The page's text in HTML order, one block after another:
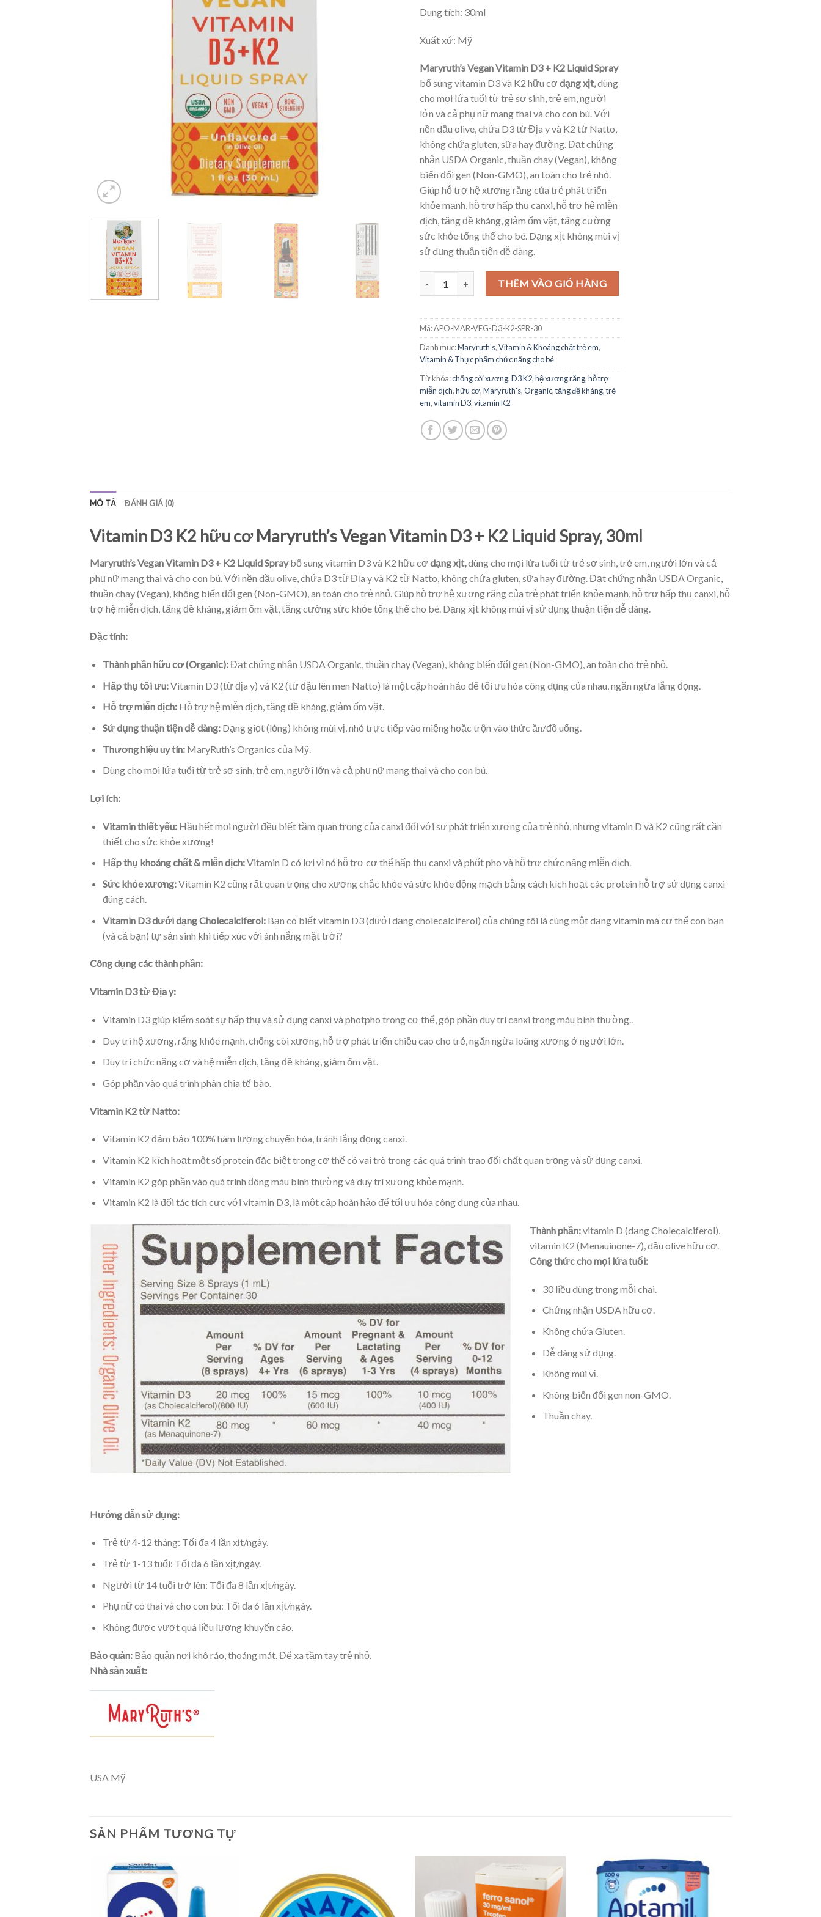
Dung tích: 30ml
Xuất xứ: Mỹ
Maryruth’s Vegan Vitamin D3 + K2 Liquid Spray
bổ sung vitamin D3 và K2 hữu cơ dạng xịt,dùng
cho mọi lứa tuổi từ trẻ sơ sinh, trẻ em, người
lớn và cả phụ nữ mang thai và cho con bú. Với
nền dầu olive, chứa D3 từ Địa y và K2 từ Natto,
không chứa gluten, sữa hay đường. Đạt chứng
nhận USDA Organic, thuần chay (Vegan), không
biến đổi gen (Non-GMO), an toàn cho trẻ nhỏ.
Giúp hỗ trợ hệ xương răng của trẻ phát triển
khỏe mạnh, hỗ trợ hấp thụ canxi, hỗ trợ hệ miễn
dịch, tăng đề kháng, giảm ốm vặt, tăng cường
sức khỏe tổng thể cho bé. Dạng xịt không mùi vị
sử dụng thuận tiện dễ dàng.
Vitamin D3 K2 hữu cơ Maryruth's Vegan Vitamin D3 + K2 Liquid Spray, 30ml số lượng
THÊM VÀO GIỎ HÀNG
Mã:APO-MAR-VEG-D3-K2-SPR-30
Danh mục:Maryruth's,Vitamin & Khoáng chất trẻ em,
Vitamin & Thực phẩm chức năng cho bé
Từ khóa:chống còi xương,D3 K2,hệ xương răng,hỗ trợ
miễn dịch,hữu cơ,Maryruth's,Organic,tăng đề kháng,trẻ
em,vitamin D3,vitamin K2
MÔ TẢ ĐÁNH GIÁ (0)
Vitamin D3 K2 hữu cơ Maryruth’s Vegan Vitamin D3 + K2 Liquid Spray, 30ml
Maryruth’s Vegan Vitamin D3 + K2 Liquid Spraybổ sung vitamin D3 và K2 hữu cơ dạng xịt,dùng cho mọi lứa tuổi từ trẻ sơ sinh, trẻ em, người lớn và cả
phụ nữ mang thai và cho con bú. Với nền dầu olive, chứa D3 từ Địa y và K2 từ Natto, không chứa gluten, sữa hay đường. Đạt chứng nhận USDA Organic,
thuần chay (Vegan), không biến đổi gen (Non-GMO), an toàn cho trẻ nhỏ. Giúp hỗ trợ hệ xương răng của trẻ phát triển khỏe mạnh, hỗ trợ hấp thụ canxi, hỗ
trợ hệ miễn dịch, tăng đề kháng, giảm ốm vặt, tăng cường sức khỏe tổng thể cho bé. Dạng xịt không mùi vị sử dụng thuận tiện dễ dàng.
Đặc tính:
Thành phần hữu cơ (Organic):Đạt chứng nhận USDA Organic, thuần chay (Vegan), không biến đổi gen (Non-GMO), an toàn cho trẻ nhỏ.
Hấp thụ tối ưu:Vitamin D3 (từ địa y) và K2 (từ đậu lên men Natto) là một cặp hoàn hảo để tối ưu hóa công dụng của nhau, ngăn ngừa lắng đọng.
Hỗ trợ miễn dịch:Hỗ trợ hệ miễn dịch, tăng đề kháng, giảm ốm vặt.
Sử dụng thuận tiện dễ dàng:Dạng giọt (lỏng) không mùi vị, nhỏ trực tiếp vào miệng hoặc trộn vào thức ăn/đồ uống.
Thương hiệu uy tín:MaryRuth’s Organics của Mỹ.
Dùng cho mọi lứa tuổi từ trẻ sơ sinh, trẻ em, người lớn và cả phụ nữ mang thai và cho con bú.
Lợi ích:
Vitamin thiết yếu:Hầu hết mọi người đều biết tầm quan trọng của canxi đối với sự phát triển xương của trẻ nhỏ, nhưng vitamin D và K2 cũng rất cần
thiết cho sức khỏe xương!
Hấp thụ khoáng chất & miễn dịch:Vitamin D có lợi vì nó hỗ trợ cơ thể hấp thụ canxi và phốt pho và hỗ trợ chức năng miễn dịch.
Sức khỏe xương:Vitamin K2 cũng rất quan trọng cho xương chắc khỏe và sức khỏe động mạch bằng cách kích hoạt các protein hỗ trợ sử dụng canxi
đúng cách.
Vitamin D3 dưới dạng Cholecalciferol:Bạn có biết vitamin D3 (dưới dạng cholecalciferol) của chúng tôi là cùng một dạng vitamin mà cơ thể con bạn
(và cả bạn) tự sản sinh khi tiếp xúc với ánh nắng mặt trời?
Công dụng các thành phần:
Vitamin D3 từ Địa y:
Vitamin D3 giúp kiểm soát sự hấp thụ và sử dụng canxi và photpho trong cơ thể, góp phần duy trì canxi trong máu bình thường..
Duy trì hệ xương, răng khỏe mạnh, chống còi xương, hỗ trợ phát triển chiều cao cho trẻ, ngăn ngừa loãng xương ở người lớn.
Duy trì chức năng cơ và hệ miễn dịch, tăng đề kháng, giảm ốm vặt.
Góp phần vào quá trình phân chia tế bào.
Vitamin K2 từ Natto:
Vitamin K2 đảm bảo 100% hàm lượng chuyển hóa, tránh lắng đọng canxi.
Vitamin K2 kích hoạt một số protein đặc biệt trong cơ thể có vai trò trong các quá trình trao đổi chất quan trọng và sử dụng canxi.
Vitamin K2 góp phần vào quá trình đông máu bình thường và duy trì xương khỏe mạnh.
Vitamin K2 là đối tác tích cực với vitamin D3, là một cặp hoàn hảo để tối ưu hóa công dụng của nhau.
Thành phần:vitamin D (dạng Cholecalciferol),
vitamin K2 (Menauinone-7), dầu olive hữu cơ.
Công thức cho mọi lứa tuổi:
30 liều dùng trong mỗi chai.
Chứng nhận USDA hữu cơ.
Không chứa Gluten.
Dễ dàng sử dụng.
Không mùi vị.
Không biến đổi gen non-GMO.
Thuần chay.
Hướng dẫn sử dụng:
Trẻ từ 4-12 tháng: Tối đa 4 lần xịt/ngày.
Trẻ từ 1-13 tuổi: Tối đa 6 lần xịt/ngày.
Người từ 14 tuổi trở lên: Tối đa 8 lần xịt/ngày.
Phụ nữ có thai và cho con bú: Tối đa 6 lần xịt/ngày.
Không được vượt quá liều lượng khuyến cáo.
Bảo quản: Bảo quản nơi khô ráo, thoáng mát. Để xa tầm tay trẻ nhỏ.
Nhà sản xuất:
USA Mỹ
SẢN PHẨM TƯƠNG TỰ